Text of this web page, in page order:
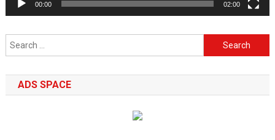
00:00 02:00
Search
for:
ADS SPACE